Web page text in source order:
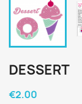
DESSERT
€2.00